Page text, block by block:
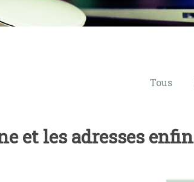
Tous
et les adresses enfin